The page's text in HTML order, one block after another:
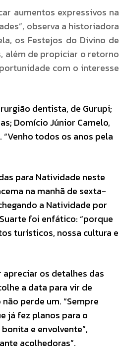
aumentos expressivos na
observa a historiadora
os Festejos do Divino de
além de propiciar o retorno
com o interesse
dentista, de Gurupi;
Domício Júnior Camelo,
todos os anos pela
para Natividade neste
na manhã de sexta-
a Natividade por
foi enfático: “porque
turísticos, nossa cultura e
apreciar os detalhes das
a data para vir de
perde um. “Sempre
já fez planos para o
e envolvente”,
acolhedoras”.